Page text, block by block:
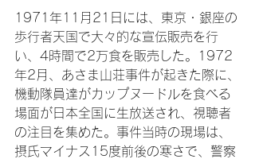
1971年11月21日には、東京・銀座の
歩行者天国で大々的な宣伝販売を行
い、4時間で2万食を販売した。1972
年2月、あさま山荘事件が起きた際に、
機動隊員達がカップヌードルを食べる
場面が日本全国に生放送され、視聴者
の注目を集めた。事件当時の現場は、
摂氏マイナス15度前後の寒さで、警察